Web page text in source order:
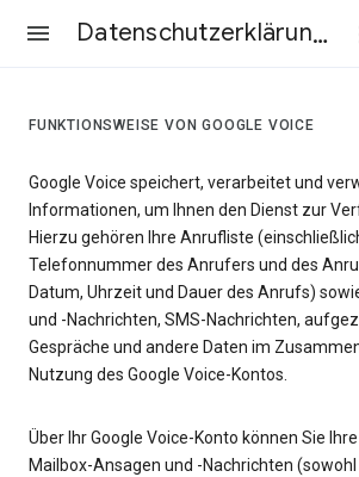
Datenschutzerklärung & Nutzungsbedingungen
FUNKTIONSWEISE VON GOOGLE VOICE
Google Voice speichert, verarbeitet und
Informationen, um Ihnen den Dienst zur
Hierzu gehören Ihre Anrufliste
Telefonnummer des Anrufers und des
Datum, Uhrzeit und Dauer des Anrufs)
und -Nachrichten, SMS-Nachrichten,
Gespräche und andere Daten im
Nutzung des Google Voice-Kontos.
Über Ihr Google Voice-Konto können Sie
Mailbox-Ansagen und -Nachrichten